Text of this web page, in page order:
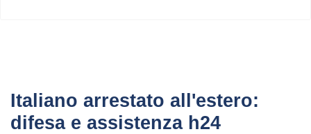
Italiano arrestato all'estero:
difesa e assistenza h24